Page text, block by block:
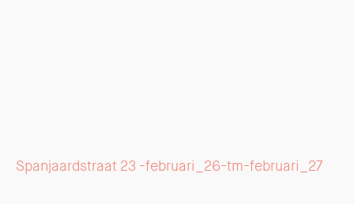
Spanjaardstraat 23 -februari_26-tm-februari_27